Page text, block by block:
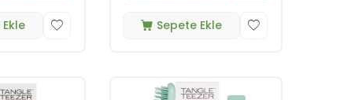
Sepete Ekle